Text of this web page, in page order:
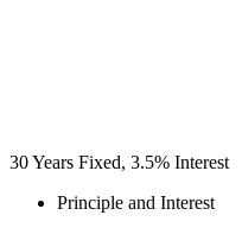
30Years Fixed, 3.5% Interest
Principle and Interest